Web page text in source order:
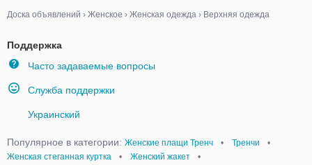
Доска объявлений › Женское › Женская одежда › Верхняя одежда
Поддержка
Часто задаваемые вопросы
Служба поддержки
Украинский
Популярное в категории: Женские плащи Тренч • Тренчи
•
Женская стеганная куртка
• Женский жакет
•